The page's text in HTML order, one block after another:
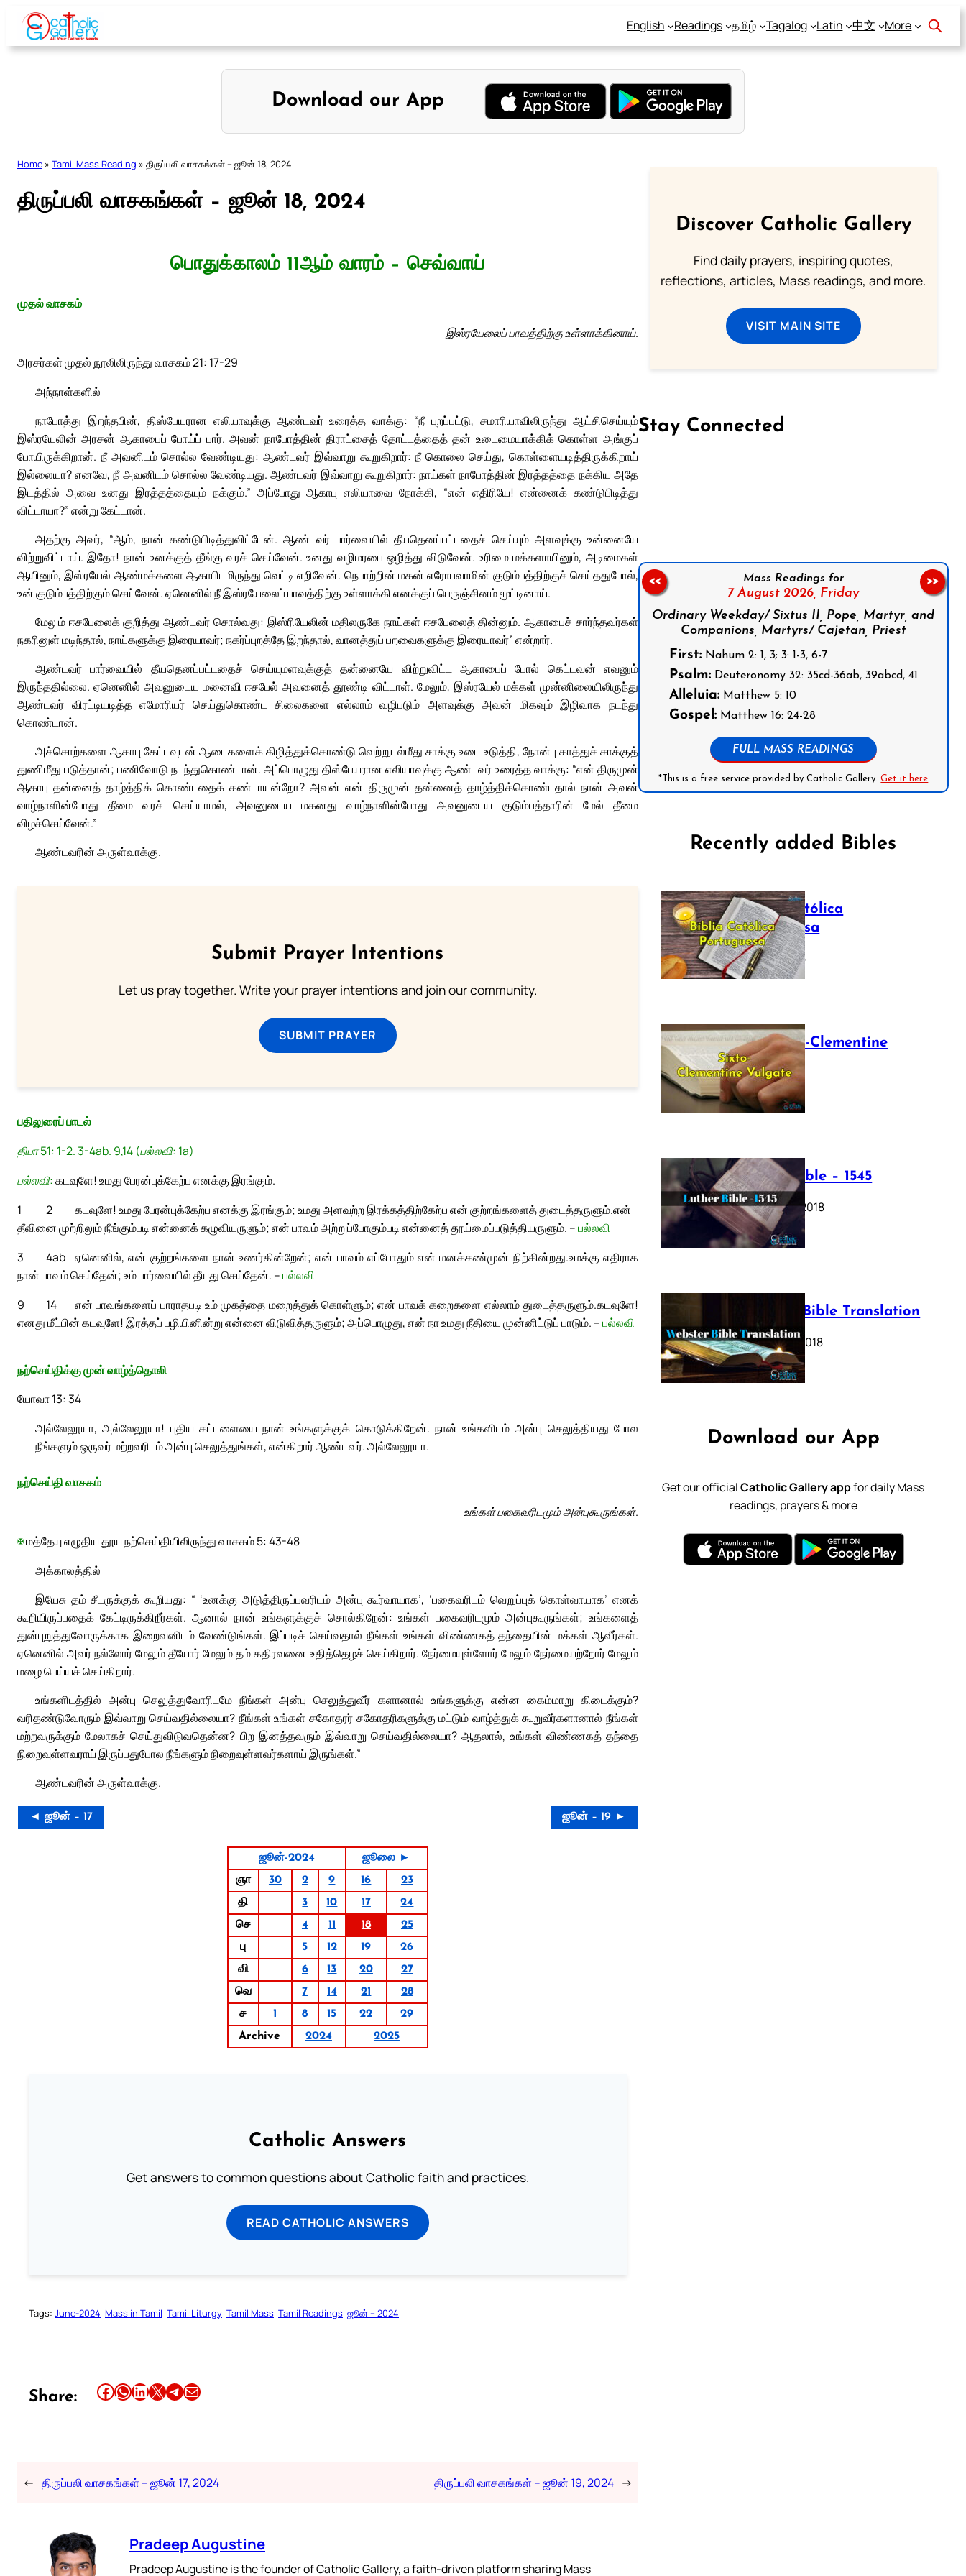
Skip
content
English Readings தமிழ் Tagalog Latin 中文 More
Download our App
Home » Tamil Mass Reading » திருப்பலி வாசகங்கள் – ஜூன் 18, 2024
திருப்பலி வாசகங்கள் – ஜூன் 18, 2024
பொதுக்காலம் 11ஆம் வாரம் – செவ்வாய்
முதல் வாசகம்
இஸ்ரயேலைப் பாவத்திற்கு உள்ளாக்கினாய்.
அரசர்கள் முதல் நூலிலிருந்து வாசகம் 21: 17-29
அந்நாள்களில்
நாபோத்து இறந்தபின், திஸ்பேயரான எலியாவுக்கு ஆண்டவர் உரைத்த வாக்கு: “நீ புறப்பட்டு, சமாரியாவிலிருந்து ஆட்சிசெய்யும்
இஸ்ரயேலின் அரசன் ஆகாபைப் போய்ப் பார். அவன் நாபோத்தின் திராட்சைத் தோட்டத்தைத் தன் உடைமையாக்கிக் கொள்ள அங்குப்
போயிருக்கிறான். நீ அவனிடம் சொல்ல வேண்டியது: ஆண்டவர் இவ்வாறு கூறுகிறார்: நீ கொலை செய்து, கொள்ளையடித்திருக்கிறாய்
இல்லையா? எனவே, நீ அவனிடம் சொல்ல வேண்டியது. ஆண்டவர் இவ்வாறு கூறுகிறார்: நாய்கள் நாபோத்தின் இரத்தத்தை நக்கிய அதே
இடத்தில் அவை உனது இரத்தத்தையும் நக்கும்.” அப்போது ஆகாபு எலியாவை நோக்கி, “என் எதிரியே! என்னைக் கண்டுபிடித்து
விட்டாயா?” என்று கேட்டான்.
அதற்கு அவர், “ஆம், நான் கண்டுபிடித்துவிட்டேன். ஆண்டவர் பார்வையில் தீயதெனப்பட்டதைச் செய்யும் அளவுக்கு உன்னையே
விற்றுவிட்டாய். இதோ! நான் உனக்குத் தீங்கு வரச் செய்வேன். உனது வழிமரபை ஒழித்து விடுவேன். உரிமை மக்களாயினும், அடிமைகள்
ஆயினும், இஸ்ரயேல் ஆண்மக்களை ஆகாபிடமிருந்து வெட்டி எறிவேன். நெபாற்றின் மகன் எரோபவாமின் குடும்பத்திற்குச் செய்ததுபோல்,
உன் குடும்பத்திற்கும் செய்வேன். ஏனெனில் நீ இஸ்ரயேலைப் பாவத்திற்கு உள்ளாக்கி எனக்குப் பெருஞ்சினம் மூட்டினாய்.
மேலும் ஈசபேலைக் குறித்து ஆண்டவர் சொல்வது: இஸ்ரியேலின் மதிலருகே நாய்கள் ஈசபேலைத் தின்னும். ஆகாபைச் சார்ந்தவர்கள்
நகரினுள் மடிந்தால், நாய்களுக்கு இரையாவர்; நகர்ப்புறத்தே இறந்தால், வானத்துப் பறவைகளுக்கு இரையாவர்” என்றார்.
ஆண்டவர் பார்வையில் தீயதெனப்பட்டதைச் செய்யுமளவுக்குத் தன்னையே விற்றுவிட்ட ஆகாபைப் போல் கெட்டவன் எவனும்
இருந்ததில்லை. ஏனெனில் அவனுடைய மனைவி ஈசபேல் அவனைத் தூண்டி விட்டாள். மேலும், இஸ்ரயேல் மக்கள் முன்னிலையிலிருந்து
ஆண்டவர் விரட்டியடித்த எமோரியர் செய்துகொண்ட சிலைகளை எல்லாம் வழிபடும் அளவுக்கு அவன் மிகவும் இழிவாக நடந்து
கொண்டான்.
அச்சொற்களை ஆகாபு கேட்டவுடன் ஆடைகளைக் கிழித்துக்கொண்டு வெற்றுடல்மீது சாக்கு உடை உடுத்தி, நோன்பு காத்துச் சாக்குத்
துணிமீது படுத்தான்; பணிவோடு நடந்துகொண்டான். அப்பொழுது திஸ்பேயரான எலியாவுக்கு ஆண்டவர் உரைத்த வாக்கு: “என் திருமுன்
ஆகாபு தன்னைத் தாழ்த்திக் கொண்டதைக் கண்டாயன்றோ? அவன் என் திருமுன் தன்னைத் தாழ்த்திக்கொண்டதால் நான் அவன்
வாழ்நாளின்போது தீமை வரச் செய்யாமல், அவனுடைய மகனது வாழ்நாளின்போது அவனுடைய குடும்பத்தாரின் மேல் தீமை
விழச்செய்வேன்.”
ஆண்டவரின் அருள்வாக்கு.
Submit Prayer Intentions
Let us pray together. Write your prayer intentions and join our community.
SUBMIT PRAYER
பதிலுரைப் பாடல்
திபா 51: 1-2. 3-4ab. 9,14 (பல்லவி: 1a)
பல்லவி:கடவுளே! உமது பேரன்புக்கேற்ப எனக்கு இரங்கும்.
1
கடவுளே! உமது பேரன்புக்கேற்ப எனக்கு இரங்கும்; உமது அளவற்ற இரக்கத்திற்கேற்ப என் குற்றங்களைத் துடைத்தருளும்.
2
என்
தீவினை முற்றிலும் நீங்கும்படி என்னைக் கழுவியருளும்; என் பாவம் அற்றுப்போகும்படி என்னைத் தூய்மைப்படுத்தியருளும். –பல்லவி
3
ஏனெனில், என் குற்றங்களை நான் உணர்கின்றேன்; என் பாவம் எப்போதும் என் மனக்கண்முன் நிற்கின்றது.
4ab
உமக்கு எதிராக
நான் பாவம் செய்தேன்; உம் பார்வையில் தீயது செய்தேன். –பல்லவி
9
என் பாவங்களைப் பாராதபடி உம் முகத்தை மறைத்துக் கொள்ளும்; என் பாவக் கறைகளை எல்லாம் துடைத்தருளும்.
14
கடவுளே!
எனது மீட்பின் கடவுளே! இரத்தப் பழியினின்று என்னை விடுவித்தருளும்; அப்பொழுது, என் நா உமது நீதியை முன்னிட்டுப் பாடும். –பல்லவி
நற்செய்திக்கு முன் வாழ்த்தொலி
யோவா 13: 34
அல்லேலூயா, அல்லேலூயா! புதிய கட்டளையை நான் உங்களுக்குக் கொடுக்கிறேன். நான் உங்களிடம் அன்பு செலுத்தியது போல
நீங்களும் ஒருவர் மற்றவரிடம் அன்பு செலுத்துங்கள், என்கிறார் ஆண்டவர். அல்லேலூயா.
நற்செய்தி வாசகம்
உங்கள் பகைவரிடமும் அன்புகூருங்கள்.
✠மத்தேயு எழுதிய தூய நற்செய்தியிலிருந்து வாசகம் 5: 43-48
அக்காலத்தில்
இயேசு தம் சீடருக்குக் கூறியது: “ ‘உனக்கு அடுத்திருப்பவரிடம் அன்பு கூர்வாயாக’, ‘பகைவரிடம் வெறுப்புக் கொள்வாயாக’ எனக்
கூறியிருப்பதைக் கேட்டிருக்கிறீர்கள். ஆனால் நான் உங்களுக்குச் சொல்கிறேன்: உங்கள் பகைவரிடமும் அன்புகூருங்கள்; உங்களைத்
துன்புறுத்துவோருக்காக இறைவனிடம் வேண்டுங்கள். இப்படிச் செய்வதால் நீங்கள் உங்கள் விண்ணகத் தந்தையின் மக்கள் ஆவீர்கள்.
ஏனெனில் அவர் நல்லோர் மேலும் தீயோர் மேலும் தம் கதிரவனை உதித்தெழச் செய்கிறார். நேர்மையுள்ளோர் மேலும் நேர்மையற்றோர் மேலும்
மழை பெய்யச் செய்கிறார்.
உங்களிடத்தில் அன்பு செலுத்துவோரிடமே நீங்கள் அன்பு செலுத்துவீர் களானால் உங்களுக்கு என்ன கைம்மாறு கிடைக்கும்?
வரிதண்டுவோரும் இவ்வாறு செய்வதில்லையா? நீங்கள் உங்கள் சகோதரர் சகோதரிகளுக்கு மட்டும் வாழ்த்துக் கூறுவீர்களானால் நீங்கள்
மற்றவருக்கும் மேலாகச் செய்துவிடுவதென்ன? பிற இனத்தவரும் இவ்வாறு செய்வதில்லையா? ஆதலால், உங்கள் விண்ணகத் தந்தை
நிறைவுள்ளவராய் இருப்பதுபோல நீங்களும் நிறைவுள்ளவர்களாய் இருங்கள்.”
ஆண்டவரின் அருள்வாக்கு.
◄ ஜூன் – 17 ஜூன் – 19 ►
ஜூன்-2024
ஜூலை ►
ஞா
30 2 9 16
23
தி
3 10 17
24
செ
4 11 18
25
பு
5 12 19
26
வி
6 13 20
27
வெ
7 14 21
28
ச
1 8 15 22
29
Archive
2024 2025
Catholic Answers
Get answers to common questions about Catholic faith and practices.
READ CATHOLIC ANSWERS
Tags: June-2024 Mass in Tamil Tamil Liturgy Tamil Mass Tamil Readings ஜூன் – 2024
Share: Share this article on Facebook Share this article on WhatsApp Share this article on LinkedIn Share this article on X Share this article on TelegramEmail this Article
← திருப்பலி வாசகங்கள் – ஜூன் 17, 2024 திருப்பலி வாசகங்கள் – ஜூன் 19, 2024 →
Pradeep Augustine
Pradeep Augustine is the founder of Catholic Gallery, a faith-driven platform sharing Mass
Discover Catholic Gallery
Find daily prayers, inspiring quotes,
reflections, articles, Mass readings, and more.
VISIT MAIN SITE
Stay Connected
Follow us on Facebook
Mass Readings for
7 August 2026, Friday
Ordinary Weekday/ Sixtus II, Pope, Martyr, and
Companions, Martyrs/ Cajetan, Priest
First:Nahum 2: 1, 3; 3: 1-3, 6-7
Psalm:Deuteronomy 32: 35cd-36ab, 39abcd, 41
Alleluia:Matthew 5: 10
Gospel:Matthew 16: 24-28
FULL MASS READINGS
*This is a free service provided by Catholic Gallery.Get it here
<< >>
Recently added Bibles
Bíblia Católica
Portuguesa
July 16, 2025
The Sixto-Clementine
Vulgate
July 12, 2025
Luther Bible – 1545
October 17, 2018
Webster Bible Translation
October 11, 2018
Download our App
Get our officialCatholic Gallery appfor daily Mass
readings, prayers & more